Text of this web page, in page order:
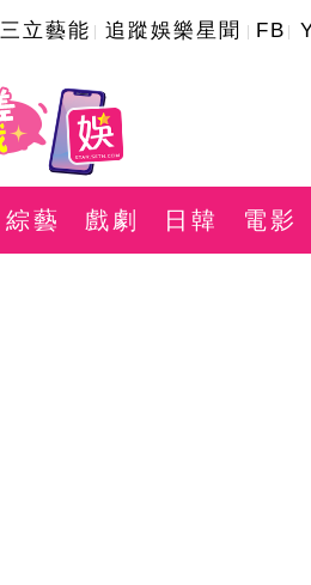
三立藝能 追蹤娛樂星聞 FB
綜藝 戲劇 日韓 電影